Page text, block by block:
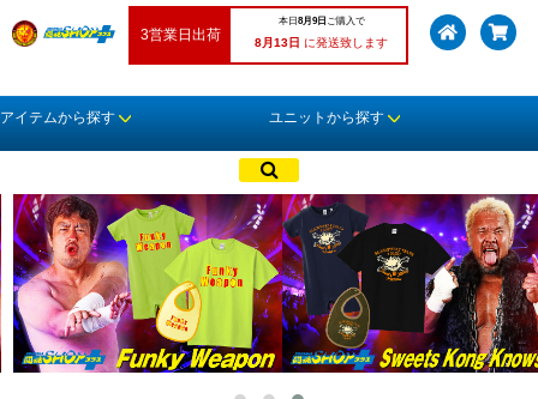
3営業日出荷
本日 8月9日 ご購入で
8月13日 に発送致します
アイテムから探す ユニットから探す